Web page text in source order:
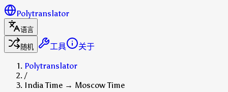
Polytranslator
语言
随机
工具
关于
Polytranslator
/
India Time → Moscow Time